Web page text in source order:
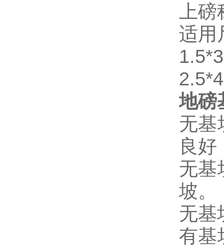
上
适用
1.5*3
地磅
无基
良
无基
坡。
无基
有基